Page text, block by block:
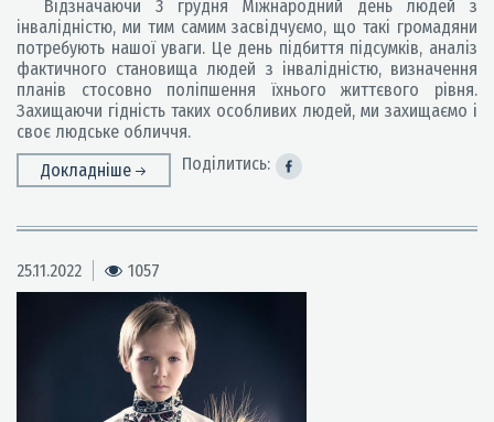
Відзначаючи 3 грудня Міжнародний день людей з
інвалідністю, ми тим самим засвідчуємо, що такі громадяни
потребують нашої уваги. Це день підбиття підсумків, аналіз
фактичного становища людей з інвалідністю, визначення
планів стосовно поліпшення їхнього життєвого рівня.
Захищаючи гідність таких особливих людей, ми захищаємо і
своє людське обличчя.
Докладніше
Поділитись:
25.11.2022 1057